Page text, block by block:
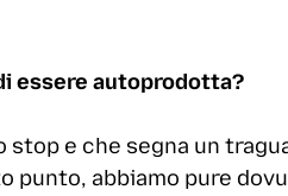
essere autoprodotta?
stop e che segna un
punto, abbiamo pure